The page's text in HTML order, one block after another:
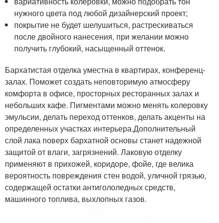
нужного цвета под любой дизайнерский проект;
покрытие не будет шелушиться, растрескиваться
после двойного нанесения, при желании можно
получить глубокий, насыщенный оттенок.
Бархатистая отделка уместна в квартирах, конференц-
залах. Поможет создать неповторимую атмосферу
комфорта в офисе, просторных ресторанных залах и
небольших кафе. Пигментами можно менять колеровку
эмульсии, делать переход оттенков, делать акценты на
определенных участках интерьера.Дополнительный
слой лака поверх бархатной основы станет надежной
защитой от влаги, загрязнений. Лаковую отделку
применяют в прихожей, коридоре, фойе, где велика
вероятность повреждения стен водой, уличной грязью,
содержащей остатки антигололедных средств,
машинного топлива, выхлопных газов.